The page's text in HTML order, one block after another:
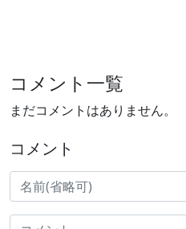
コメント一覧
まだコメントはありません。
コメント